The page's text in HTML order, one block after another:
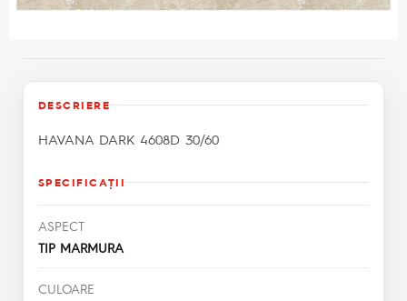
DESCRIERE
HAVANA DARK 4608D 30/60
SPECIFICAŢII
ASPECT
TIP MARMURA
CULOARE